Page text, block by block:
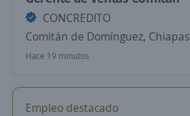
CONCREDITO
Comitán de Domínguez, Chiapas
Hace 19 minutos
Empleo destacado